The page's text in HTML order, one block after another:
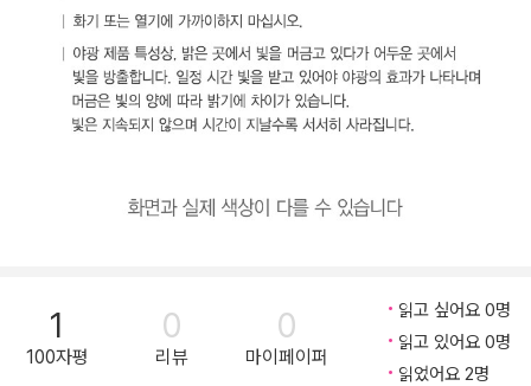
1
100자평
0
리뷰
0
마이페이퍼
읽고 싶어요 0명
읽고 있어요 0명
읽었어요 2명